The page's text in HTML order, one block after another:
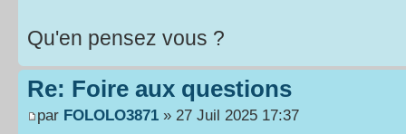
Qu'en pensez vous ?
Re: Foire aux questions
par FOLOLO3871 » 27 Juil 2025 17:37